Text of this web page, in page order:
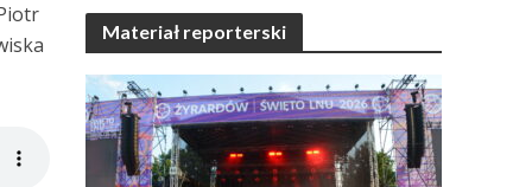
Materiał reporterski